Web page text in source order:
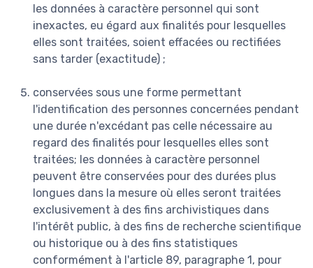
les données à caractère personnel qui sont
inexactes, eu égard aux finalités pour lesquelles
elles sont traitées, soient effacées ou rectifiées
sans tarder (exactitude) ;
conservées sous une forme permettant
l'identification des personnes concernées pendant
une durée n'excédant pas celle nécessaire au
regard des finalités pour lesquelles elles sont
traitées; les données à caractère personnel
peuvent être conservées pour des durées plus
longues dans la mesure où elles seront traitées
exclusivement à des fins archivistiques dans
l'intérêt public, à des fins de recherche scientifique
ou historique ou à des fins statistiques
conformément à l'article 89, paragraphe 1, pour